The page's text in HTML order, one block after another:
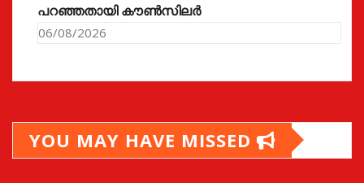
പറഞ്ഞതായി കൗൺസിലർ
06/08/2026
YOU MAY HAVE MISSED